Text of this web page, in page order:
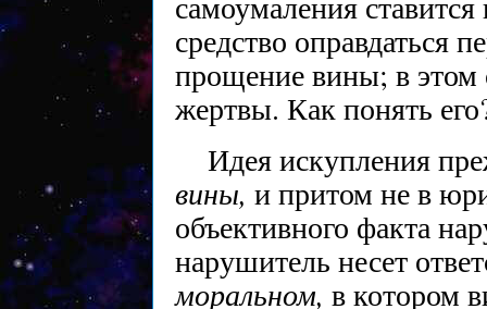
средство оправдаться
прощение вины; в
жертвы. Как понять
Идея искупления
вины, и притом не в
объективного факта
нарушитель несет
моральном, в котором